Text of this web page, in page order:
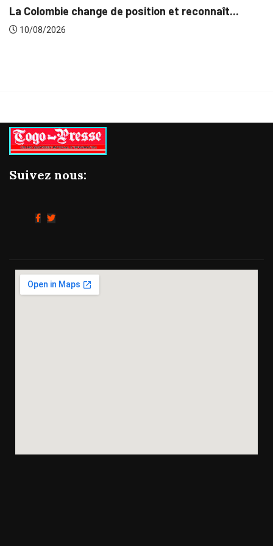
Colombie change de position et reconnaît...
10/08/2026
Suivez nous: